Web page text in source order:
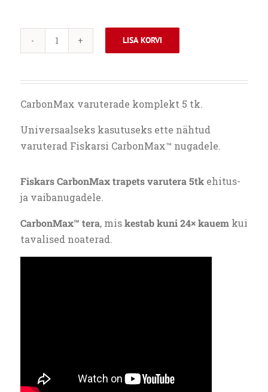
FISKARS
TRAPETS
kogus
LISA KORVI
CarbonMax varuterade komplekt 5 tk.
Universaalseks kasutuseks ette nähtud
varuterad Fiskarsi CarbonMax™ nugadele.
Fiskars CarbonMax trapets varutera 5tkehitus-
ja vaibanugadele.
CarbonMax™ tera, miskestab kuni 24× kauemkui
tavalised noaterad.